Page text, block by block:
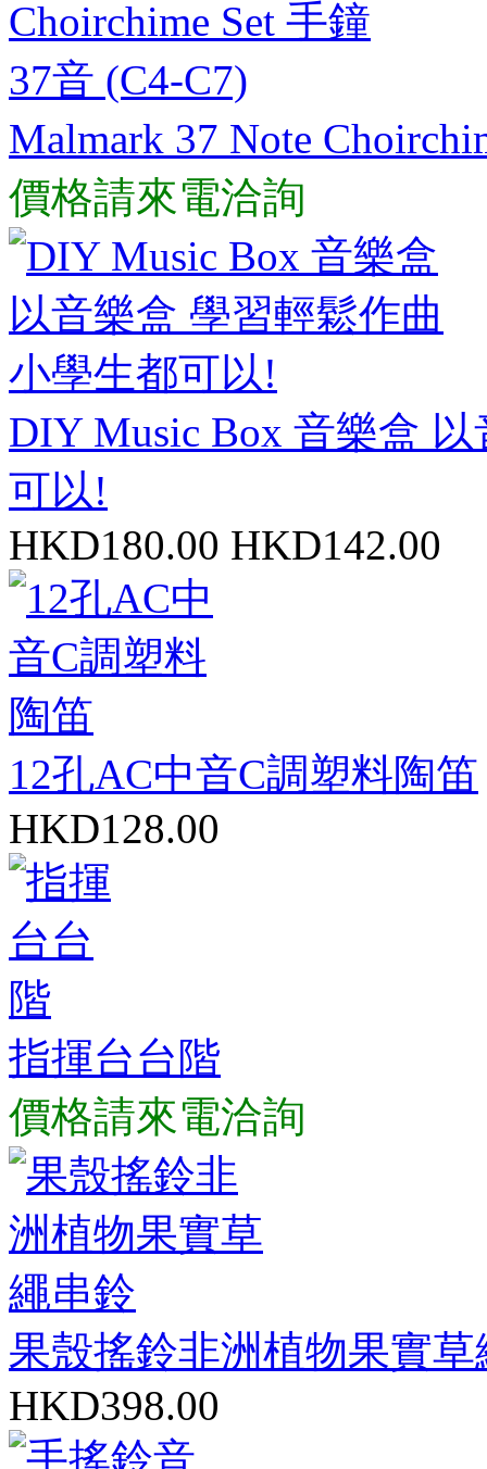
Malmark 37 Note
價格請來電洽詢
DIY Music Box 音樂盒
可以!
HKD180.00 HKD142.00
12孔AC中音C調塑料陶笛
HKD128.00
指揮台台階
價格請來電洽詢
果殼搖鈴非洲植物果實草
HKD398.00